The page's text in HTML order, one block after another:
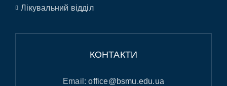
Лікувальний відділ
КОНТАКТИ
Email:office@bsmu.edu.ua